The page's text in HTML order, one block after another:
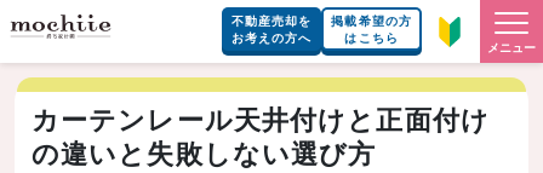
不動産売却を
お考えの方へ
掲載希望の方
はこちら
メニュー
カーテンレール天井付けと正面付け
の違いと失敗しない選び方